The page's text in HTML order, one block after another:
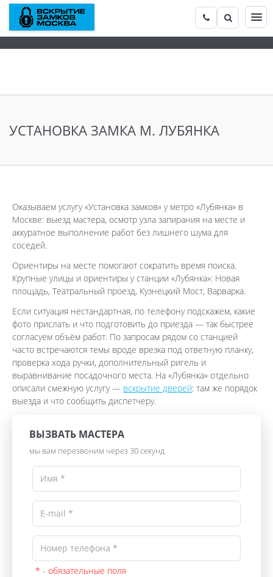
УСТАНОВКА ЗАМКА М. ЛУБЯНКА
Оказываем услугу «Установка замков» у метро «Лубянка» в
Москве: выезд мастера, осмотр узла запирания на месте и
аккуратное выполнение работ без лишнего шума для
соседей.
Ориентиры на месте помогают сократить время поиска.
Крупные улицы и ориентиры у станции «Лубянка»: Новая
площадь, Театральный проезд, Кузнецкий Мост, Варварка.
Если ситуация нестандартная, по телефону подскажем, какие
фото прислать и что подготовить до приезда — так быстрее
согласуем объём работ. По запросам рядом со станцией
часто встречаются темы вроде врезка под ответную планку,
проверка хода ручки, дополнительный ригель и
выравнивание посадочного места. На «Лубянка» отдельно
описали смежную услугу — вскрытие дверей: там же порядок
выезда и что сообщить диспетчеру.
ВЫЗВАТЬ МАСТЕРА
мы вам перезвоним через 30 секунд
* - обязательные поля